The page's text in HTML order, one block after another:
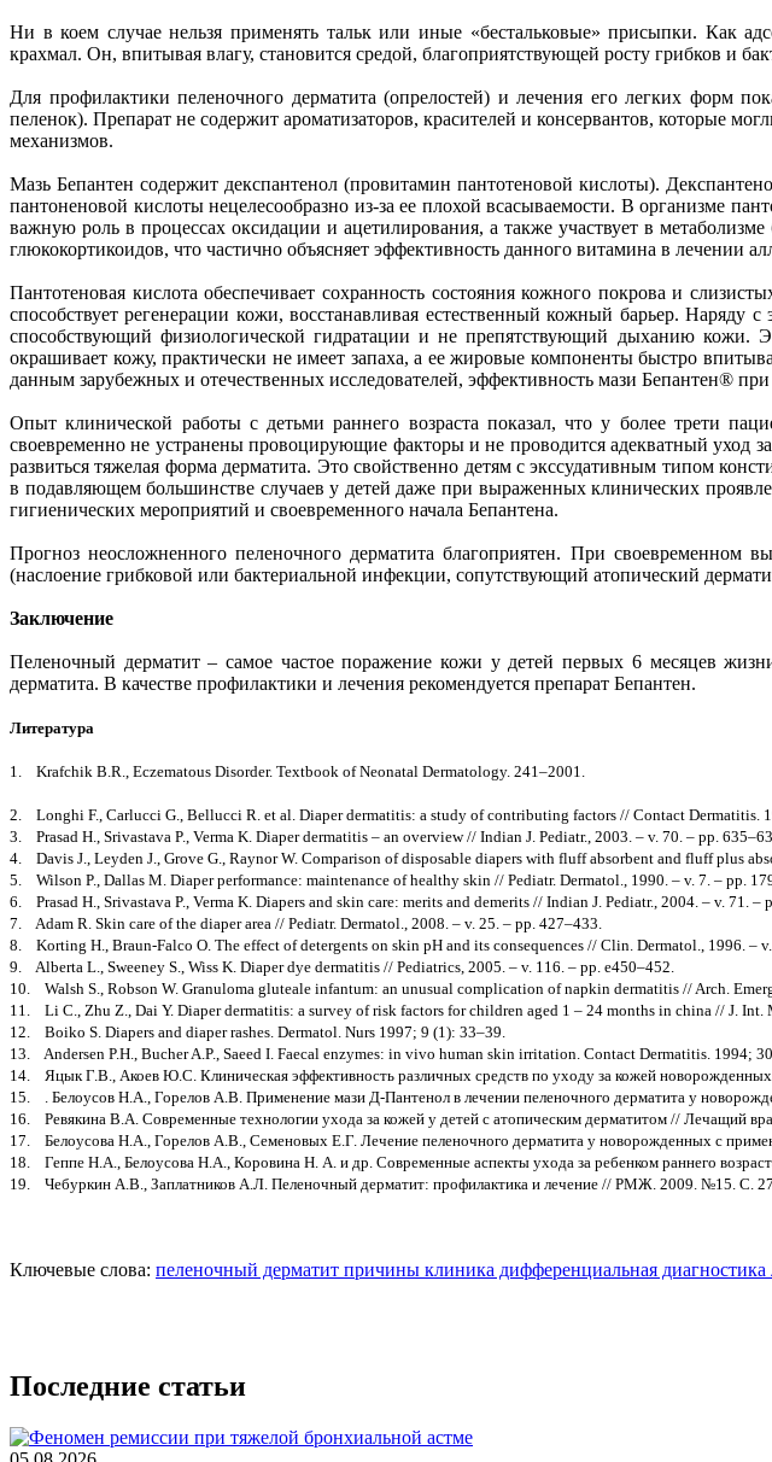
Ни в коем случае нельзя применять тальк или иные «бестальковые» присыпки. Как
крахмал. Он, впитывая влагу, становится средой, благоприятствующей росту грибков и
Для профилактики пеленочного дерматита (опрелостей) и лечения его легких форм
пеленок). Препарат не содержит ароматизаторов, красителей и консервантов, которые
механизмов.
Мазь Бепантен содержит декспантенол (провитамин пантотеновой кислоты).
пантоненовой кислоты нецелесообразно из-за ее плохой всасываемости. В организме
важную роль в процессах оксидации и ацетилирования, а также участвует в
глюкокортикоидов, что частично объясняет эффективность данного витамина в лечении
Пантотеновая кислота обеспечивает сохранность состояния кожного покрова и
способствует регенерации кожи, восстанавливая естественный кожный барьер.
способствующий физиологической гидратации и не препятствующий дыханию
окрашивает кожу, практически не имеет запаха, а ее жировые компоненты быстро
данным зарубежных и отечественных исследователей, эффективность мази Бепантен®
Опыт клинической работы с детьми раннего возраста показал, что у более трети
своевременно не устранены провоцирующие факторы и не проводится адекватный уход
развиться тяжелая форма дерматита. Это свойственно детям с экссудативным типом
в подавляющем большинстве случаев у детей даже при выраженных клинических
гигиенических мероприятий и своевременного начала Бепантена.
Прогноз неосложненного пеленочного дерматита благоприятен. При
(наслоение грибковой или бактериальной инфекции, сопутствующий атопический
Заключение
Пеленочный дерматит – самое частое поражение кожи у детей первых 6 месяцев
дерматита. В качестве профилактики и лечения рекомендуется препарат Бепантен.
Литература
1. Krafchik B.R., Eczematous Disorder. Textbook of Neonatal Dermatology. 241–2001.
2. Longhi F., Carlucci G., Bellucci R. et al. Diaper dermatitis: a study of contributing factors // Contact Dermatitis.
3. Prasad H., Srivastava P., Verma K. Diaper dermatitis – an overview // Indian J. Pediatr., 2003. – v. 70. – pp.
4. Davis J., Leyden J., Grove G., Raynor W. Comparison of disposable diapers with fluff absorbent and fluff plus
5. Wilson P., Dallas M. Diaper performance: maintenance of healthy skin // Pediatr. Dermatol., 1990. – v. 7. – pp.
6. Prasad H., Srivastava P., Verma K. Diapers and skin care: merits and demerits // Indian J. Pediatr., 2004. – v. 71. –
7. Adam R. Skin care of the diaper area // Pediatr. Dermatol., 2008. – v. 25. – pp. 427–433.
8. Korting H., Braun-Falco O. The effect of detergents on skin pH and its consequences // Clin. Dermatol., 1996. – v.
9. Alberta L., Sweeney S., Wiss K. Diaper dye dermatitis // Pediatrics, 2005. – v. 116. – pp. e450–452.
10. Walsh S., Robson W. Granuloma gluteale infantum: an unusual complication of napkin dermatitis // Arch.
11. Li C., Zhu Z., Dai Y. Diaper dermatitis: a survey of risk factors for children aged 1 – 24 months in china // J. Int.
12. Boiko S. Diapers and diaper rashes. Dermatol. Nurs 1997; 9 (1): 33–39.
13. Andersen P.H., Bucher A.P., Saeed I. Faecal enzymes: in vivo human skin irritation. Contact Dermatitis. 1994;
14. Яцык Г.В., Акоев Ю.С. Клиническая эффективность различных средств по уходу за кожей
15. . Белоусов Н.А., Горелов А.В. Применение мази Д-Пантенол в лечении пеленочного дерматита у
16. Ревякина В.А. Современные технологии ухода за кожей у детей с атопическим дерматитом // Лечащий
17. Белоусова Н.А., Горелов А.В., Семеновых Е.Г. Лечение пеленочного дерматита у новорожденных с
18. Геппе Н.А., Белоусова Н.А., Коровина Н. А. и др. Современные аспекты ухода за ребенком раннего
19. Чебуркин А.В., Заплатников А.Л. Пеленочный дерматит: профилактика и лечение // РМЖ. 2009. №15. С. 27.
Ключевые слова: пеленочный дерматит причины клиника дифференциальная диагностика
Последние статьи